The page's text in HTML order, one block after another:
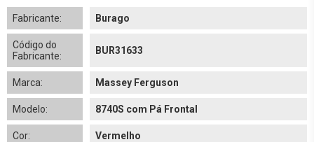
Fabricante: Burago
Código do
Fabricante:
BUR31633
Marca: Massey Ferguson
Modelo: 8740S com Pá Frontal
Cor: Vermelho